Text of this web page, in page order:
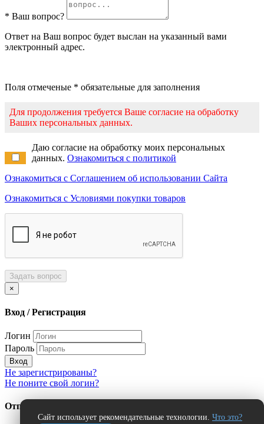
Сайт использует рекомендательные технологии. Что это?
* Ваш вопрос?
Ответ на Ваш вопрос будет выслан на указанный вами
электронный адрес.
Поля отмеченые * обязательные для заполнения
Для продолжения требуется Ваше согласие на обработку
Ваших персональных данных.
Даю согласие на обработку моих персональных
данных. Ознакомиться с политикой
Ознакомиться с Соглашением об использовании Сайта
Ознакомиться с Условиями покупки товаров
Задать вопрос
×
Вход / Регистрация
Логин
Пароль
Вход
Не зарегистрированы?
Не поните свой логин?
Отправить сообщение об ошибке?